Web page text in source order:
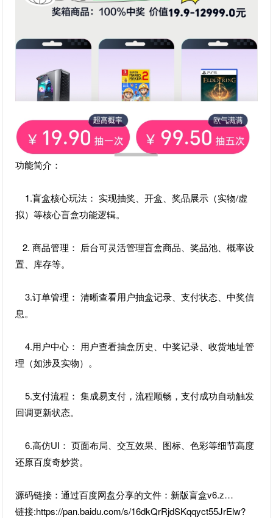
功能简介：
1.盲盒核心玩法： 实现抽奖、开盒、奖品展示（实物/虚
拟）等核心盲盒功能逻辑。
2. 商品管理： 后台可灵活管理盲盒商品、奖品池、概率设
置、库存等。
3.订单管理： 清晰查看用户抽盒记录、支付状态、中奖信
息。
4.用户中心： 用户查看抽盒历史、中奖记录、收货地址管
理（如涉及实物）。
5.支付流程： 集成易支付，流程顺畅，支付成功自动触发
回调更新状态。
6.高仿UI： 页面布局、交互效果、图标、色彩等细节高度
还原百度奇妙赏。
源码链接：通过百度网盘分享的文件：新版盲盒v6.z…
链接:https://pan.baidu.com/s/16dkQrRjdSKqqyct55JrElw?